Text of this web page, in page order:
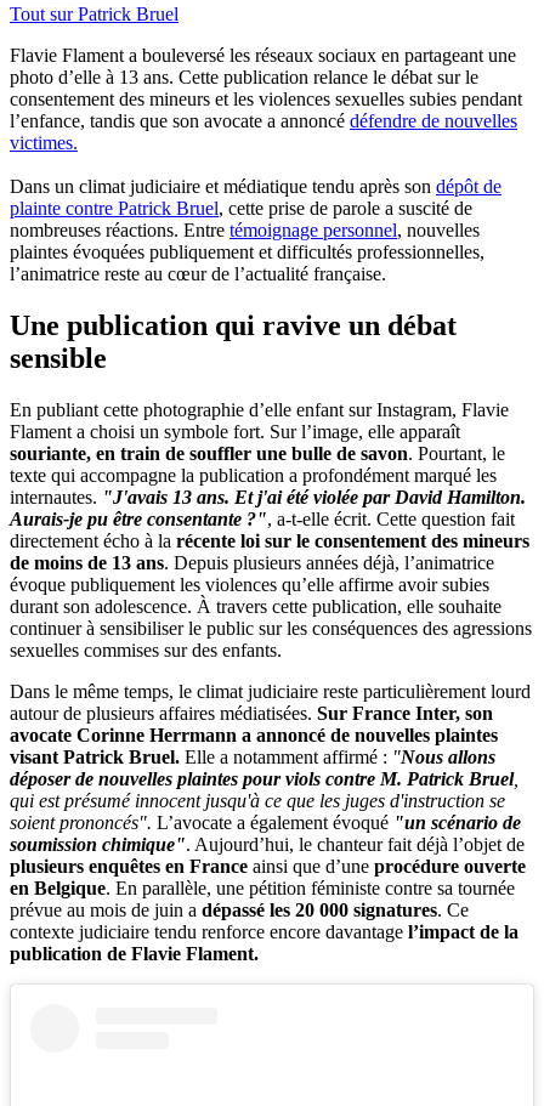
Tout surPatrick Bruel
Flavie Flament a bouleversé les réseaux sociaux en partageant une
photo d’elle à 13 ans. Cette publication relance le débat sur le
consentement des mineurs et les violences sexuelles subies pendant
l’enfance, tandis que son avocate a annoncé défendre de nouvelles
victimes.
Dans un climat judiciaire et médiatique tendu après son dépôt de
plainte contre Patrick Bruel, cette prise de parole a suscité de
nombreuses réactions. Entre témoignage personnel, nouvelles
plaintes évoquées publiquement et difficultés professionnelles,
l’animatrice reste au cœur de l’actualité française.
Une publication qui ravive un débat
sensible
En publiant cette photographie d’elle enfant sur Instagram, Flavie
Flament a choisi un symbole fort. Sur l’image, elle apparaît
souriante, en train de souffler une bulle de savon. Pourtant, le
texte qui accompagne la publication a profondément marqué les
internautes. "J'avais 13 ans. Et j'ai été violée par David Hamilton.
Aurais-je pu être consentante ?", a-t-elle écrit. Cette question fait
directement écho à la récente loi sur le consentement des mineurs
de moins de 13 ans. Depuis plusieurs années déjà, l’animatrice
évoque publiquement les violences qu’elle affirme avoir subies
durant son adolescence. À travers cette publication, elle souhaite
continuer à sensibiliser le public sur les conséquences des agressions
sexuelles commises sur des enfants.
Dans le même temps, le climat judiciaire reste particulièrement lourd
autour de plusieurs affaires médiatisées. Sur France Inter, son
avocate Corinne Herrmann a annoncé de nouvelles plaintes
visant Patrick Bruel. Elle a notamment affirmé : "Nous allons
déposer de nouvelles plaintes pour viols contre M. Patrick Bruel,
qui est présumé innocent jusqu'à ce que les juges d'instruction se
soient prononcés". L’avocate a également évoqué "un scénario de
soumission chimique". Aujourd’hui, le chanteur fait déjà l’objet de
plusieurs enquêtes en France ainsi que d’une procédure ouverte
en Belgique. En parallèle, une pétition féministe contre sa tournée
prévue au mois de juin a dépassé les 20 000 signatures. Ce
contexte judiciaire tendu renforce encore davantage l’impact de la
publication de Flavie Flament.